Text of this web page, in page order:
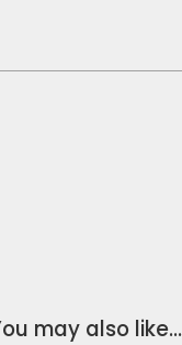
may also like…